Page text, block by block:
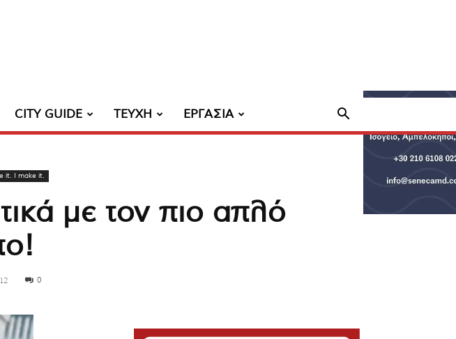
CITY GUIDE ΤΕΥΧΗ ΕΡΓΑΣΙΑ
it. I make it.
με τον πιο απλό
0